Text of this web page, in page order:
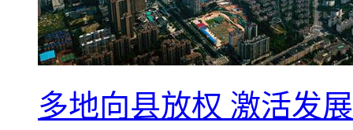
多地向县放权 激活发